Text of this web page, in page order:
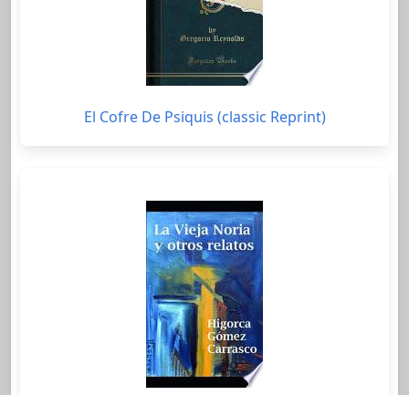
El Cofre De Psiquis (classic Reprint)